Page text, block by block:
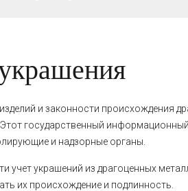
и законности происхождения
государственный
и надзорные органы.
учет украшений из драгоценных
их происхождение и подлинность.